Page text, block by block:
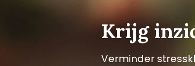
Krijg
Verminder